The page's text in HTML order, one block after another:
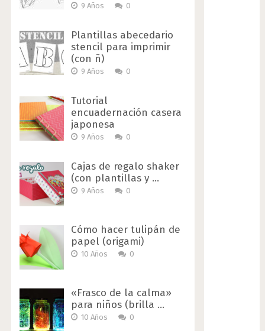
9 Años 0
Plantillas abecedario
stencil para imprimir
(con ñ)
9 Años 0
Tutorial
encuadernación casera
japonesa
9 Años 0
Cajas de regalo shaker
(con plantillas y …
9 Años 0
Cómo hacer tulipán de
papel (origami)
10 Años 0
«Frasco de la calma»
para niños (brilla …
10 Años 0